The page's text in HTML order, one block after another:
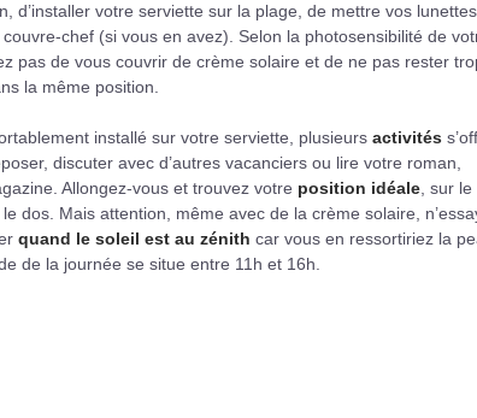
d’installer votre serviette sur la plage, de mettre vos
chef (si vous en avez). Selon la photosensibilité de
pas de vous couvrir de crème solaire et de ne pas rester
la même position.
installé sur votre serviette, plusieurs activités
discuter avec d’autres vacanciers ou lire votre roman,
Allongez-vous et trouvez votre position idéale , sur le
dos. Mais attention, même avec de la crème solaire,
quand le soleil est au zénith car vous en ressortiriez la
de la journée se situe entre 11h et 16h.